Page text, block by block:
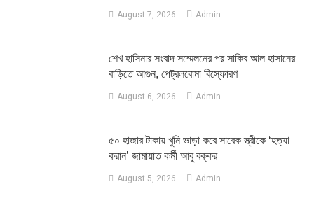
August 7, 2026 Admin
শেখ হাসিনার সংবাদ সম্মেলনের পর সাকিব আল হাসানের
বাড়িতে আগুন, পেট্রলবোমা বিস্ফোরণ
August 6, 2026 Admin
৫০ হাজার টাকায় খুনি ভাড়া করে সাবেক স্ত্রীকে ‘হত্যা
করান’ জামায়াত কর্মী আবু বক্কর
August 5, 2026 Admin